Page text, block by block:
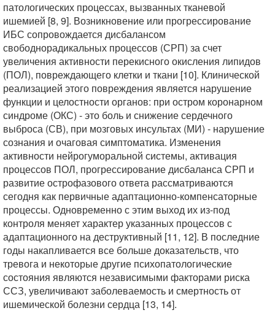
патологических процессах, вызванных тканевой
ишемией [8, 9]. Возникновение или прогрессирование
ИБС сопровождается дисбалансом
свободнорадикальных процессов (СРП) за счет
увеличения активности перекисного окисления липидов
(ПОЛ), повреждающего клетки и ткани [10]. Клинической
реализацией этого повреждения является нарушение
функции и целостности органов: при остром коронарном
синдроме (ОКС) - это боль и снижение сердечного
выброса (СВ), при мозговых инсультах (МИ) - нарушение
сознания и очаговая симптоматика. Изменения
активности нейрогуморальной системы, активация
процессов ПОЛ, прогрессирование дисбаланса СРП и
развитие острофазового ответа рассматриваются
сегодня как первичные адаптационно-компенсаторные
процессы. Одновременно с этим выход их из-под
контроля меняет характер указанных процессов с
адаптационного на деструктивный [11, 12]. В последние
годы накапливается все больше доказательств, что
тревога и некоторые другие психопатологические
состояния являются независимыми факторами риска
ССЗ, увеличивают заболеваемость и смертность от
ишемической болезни сердца [13, 14].